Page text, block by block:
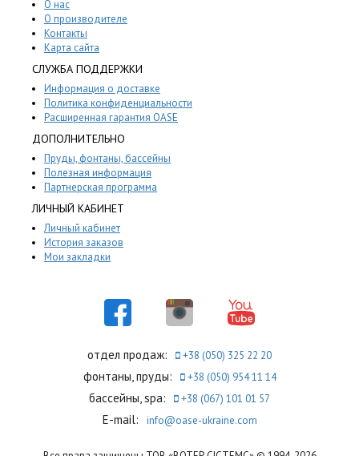
О нас
О производителе
Контакты
Карта сайта
СЛУЖБА ПОДДЕРЖКИ
Информация о доставке
Политика конфиденциальности
Расширенная гарантия OASE
ДОПОЛНИТЕЛЬНО
Пруды, фонтаны, бассейны
Полезная информация
Партнерская программа
ЛИЧНЫЙ КАБИНЕТ
Личный кабинет
История заказов
Мои закладки
отдел продаж: +38 (050) 325 22 20
фонтаны, пруды: +38 (050) 954 11 14
бассейны, spa: +38 (067) 101 01 57
E-mail: info@oase-ukraine.com